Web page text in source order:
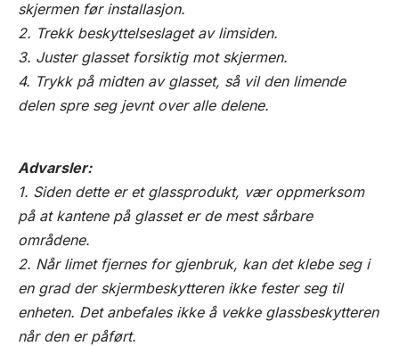
skjermen før installasjon.
2. Trekk beskyttelseslaget av limsiden.
3. Juster glasset forsiktig mot skjermen.
4. Trykk på midten av glasset, så vil den limende
delen spre seg jevnt over alle delene.
Advarsler:
1. Siden dette er et glassprodukt, vær oppmerksom
på at kantene på glasset er de mest sårbare
områdene.
2. Når limet fjernes for gjenbruk, kan det klebe seg i
en grad der skjermbeskytteren ikke fester seg til
enheten. Det anbefales ikke å vekke glassbeskytteren
når den er påført.